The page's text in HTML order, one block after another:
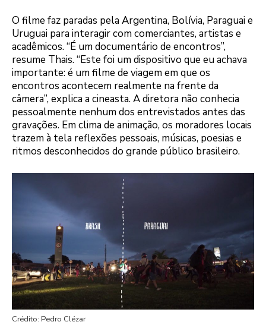
O filme faz paradas pela Argentina, Bolívia, Paraguai e
Uruguai para interagir com comerciantes, artistas e
acadêmicos. “É um documentário de encontros”,
resume Thais. “Este foi um dispositivo que eu achava
importante: é um filme de viagem em que os
encontros acontecem realmente na frente da
câmera”, explica a cineasta. A diretora não conhecia
pessoalmente nenhum dos entrevistados antes das
gravações. Em clima de animação, os moradores locais
trazem à tela reflexões pessoais, músicas, poesias e
ritmos desconhecidos do grande público brasileiro.
Crédito: Pedro Clézar